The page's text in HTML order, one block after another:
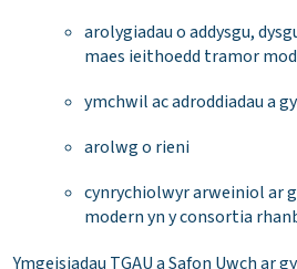
arolygiadau o addysgu,
maes ieithoedd tramor
ymchwil ac adroddiadau a
arolwg o rieni
cynrychiolwyr arweiniol ar
modern yn y consortia
Ymgeisiadau TGAU a Safon Uwch ar